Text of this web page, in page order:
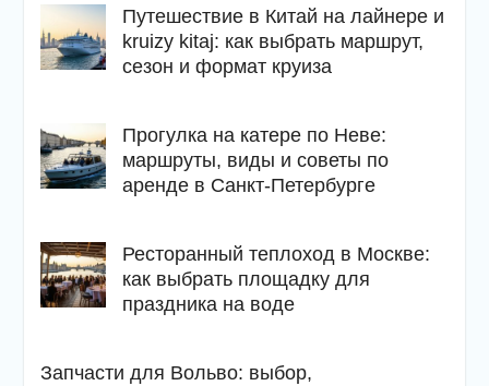
Путешествие в Китай на лайнере и
kruizy kitaj: как выбрать маршрут,
сезон и формат круиза
Прогулка на катере по Неве:
маршруты, виды и советы по
аренде в Санкт-Петербурге
Ресторанный теплоход в Москве:
как выбрать площадку для
праздника на воде
Запчасти для Вольво: выбор,